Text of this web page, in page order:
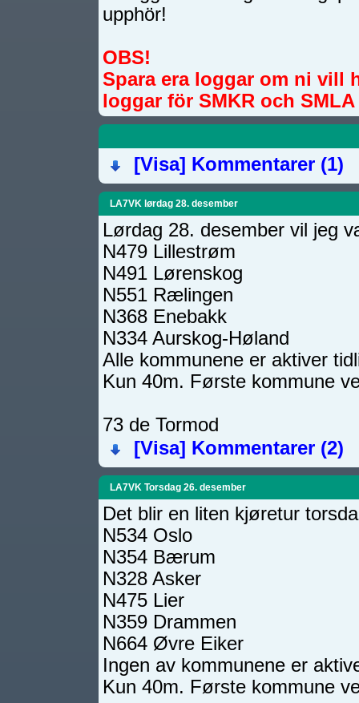
upphör!
OBS!
Spara era loggar om ni vill
loggar för SMKR och SMLA
[Visa] Kommentarer (1)
LA7VK lørdag 28. desember
Lørdag 28. desember vil jeg
N479 Lillestrøm
N491 Lørenskog
N551 Rælingen
N368 Enebakk
N334 Aurskog-Høland
Alle kommunene er aktiver
Kun 40m. Første kommune
73 de Tormod
[Visa]
Kommentarer (2)
LA7VK Torsdag 26. desember
Det blir en liten kjøretur
N534 Oslo
N354 Bærum
N328 Asker
N475 Lier
N359 Drammen
N664 Øvre Eiker
Ingen av kommunene er
Kun 40m. Første kommune